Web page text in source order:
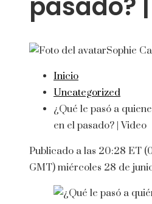
Sophie
Inicio
Uncategorized
¿Qué le pasó a
en el pasado? | Video
Publicado a las 20:28 ET
GMT) miércoles 28 de